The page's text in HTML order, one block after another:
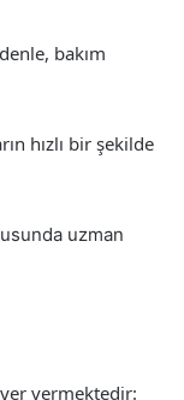
bakım
hızlı bir şekilde
uzman
vermektedir: